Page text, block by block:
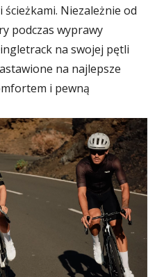
Niezależnie od
podczas wyprawy
na swojej pętli
na najlepsze
i pewną